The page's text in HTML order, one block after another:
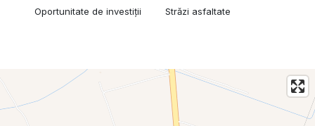
Oportunitate de investiții Străzi asfaltate